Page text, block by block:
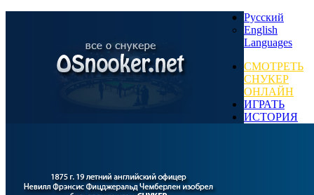
Русский
English
Languages
СМОТРЕТЬ
СНУКЕР
ОНЛАЙН
ИГРАТЬ
ИСТОРИЯ